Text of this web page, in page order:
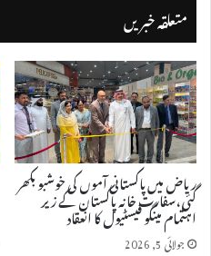
متعلقہ خبریں
ریاض میں پاکستانی آموں کی خوشبو بکھر
گئی، سفارت خانہ پاکستان کے زیر
اہتمام مینگو فیسٹیول کا انعقاد
جولائی 5, 2026